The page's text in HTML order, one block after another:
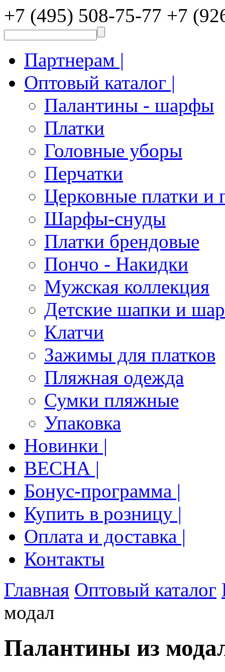
+7 (495) 508-75-77 +7
Партнерам |
Оптовый каталог |
Палантины - шарфы
Платки
Головные уборы
Перчатки
Церковные платки и
Шарфы-снуды
Платки брендовые
Пончо - Накидки
Мужская коллекция
Детские шапки и
Клатчи
Зажимы для платков
Пляжная одежда
Сумки пляжные
Упаковка
Новинки |
ВЕСНА |
Бонус-программа |
Купить в розницу |
Оплата и доставка |
Контакты
Главная Оптовый каталог
модал
Палантины из